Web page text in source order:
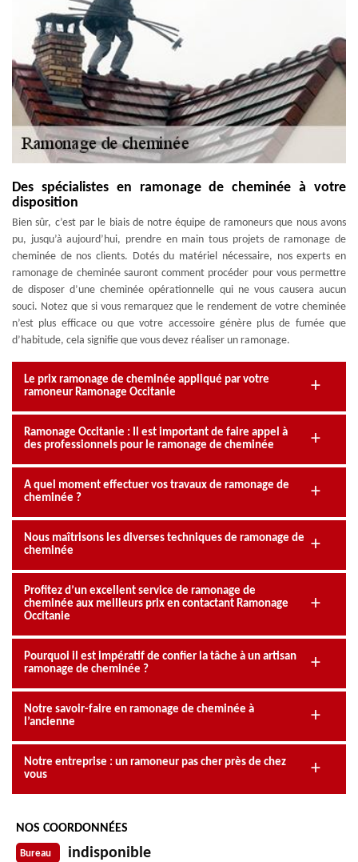
Des spécialistes en ramonage de cheminée à votre
disposition
Bien sûr, c’est par le biais de notre équipe de ramoneurs que nous avons
pu, jusqu’à aujourd’hui, prendre en main tous projets de ramonage de
cheminée de nos clients. Dotés du matériel nécessaire, nos experts en
ramonage de cheminée sauront comment procéder pour vous permettre
de disposer d’une cheminée opérationnelle qui ne vous causera aucun
souci. Notez que si vous remarquez que le rendement de votre cheminée
n’est plus efficace ou que votre accessoire génère plus de fumée que
d’habitude, cela signifie que vous devez réaliser un ramonage.
Le prix ramonage de cheminée appliqué par votre
ramoneur Ramonage Occitanie
Ramonage Occitanie : Il est important de faire appel à
des professionnels pour le ramonage de cheminée
A quel moment effectuer vos travaux de ramonage de
cheminée ?
Nous maîtrisons les diverses techniques de ramonage de
cheminée
Profitez d’un excellent service de ramonage de
cheminée aux meilleurs prix en contactant Ramonage
Occitanie
Pourquoi il est impératif de confier la tâche à un artisan
ramonage de cheminée ?
Notre savoir-faire en ramonage de cheminée à
l’ancienne
Notre entreprise : un ramoneur pas cher près de chez
vous
NOS COORDONNÉES
Bureau indisponible